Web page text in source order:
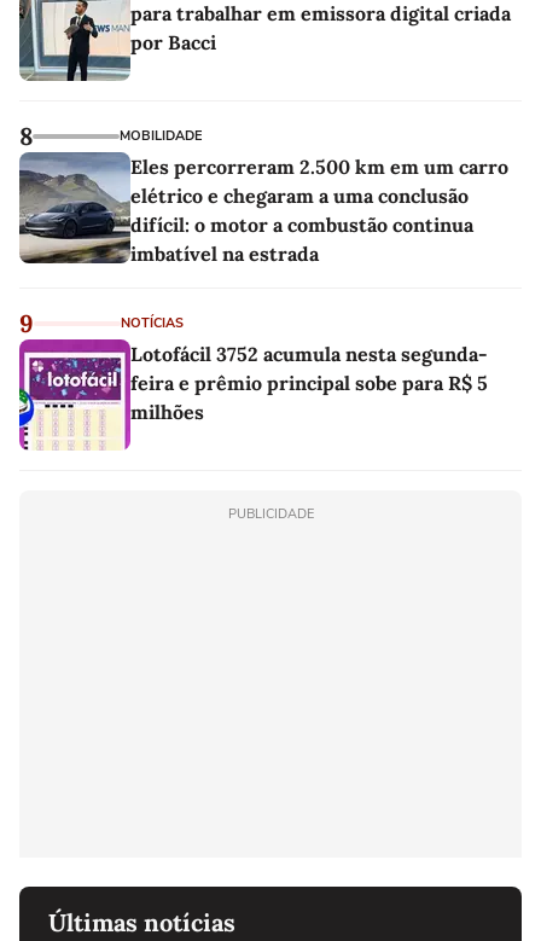
para trabalhar em emissora digital criada
por Bacci
8 MOBILIDADE
Eles percorreram 2.500 km em um carro
elétrico e chegaram a uma conclusão
difícil: o motor a combustão continua
imbatível na estrada
9 NOTÍCIAS
Lotofácil 3752 acumula nesta segunda-
feira e prêmio principal sobe para R$ 5
milhões
PUBLICIDADE
Últimas notícias